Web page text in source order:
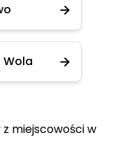
Wola
miejscowości w